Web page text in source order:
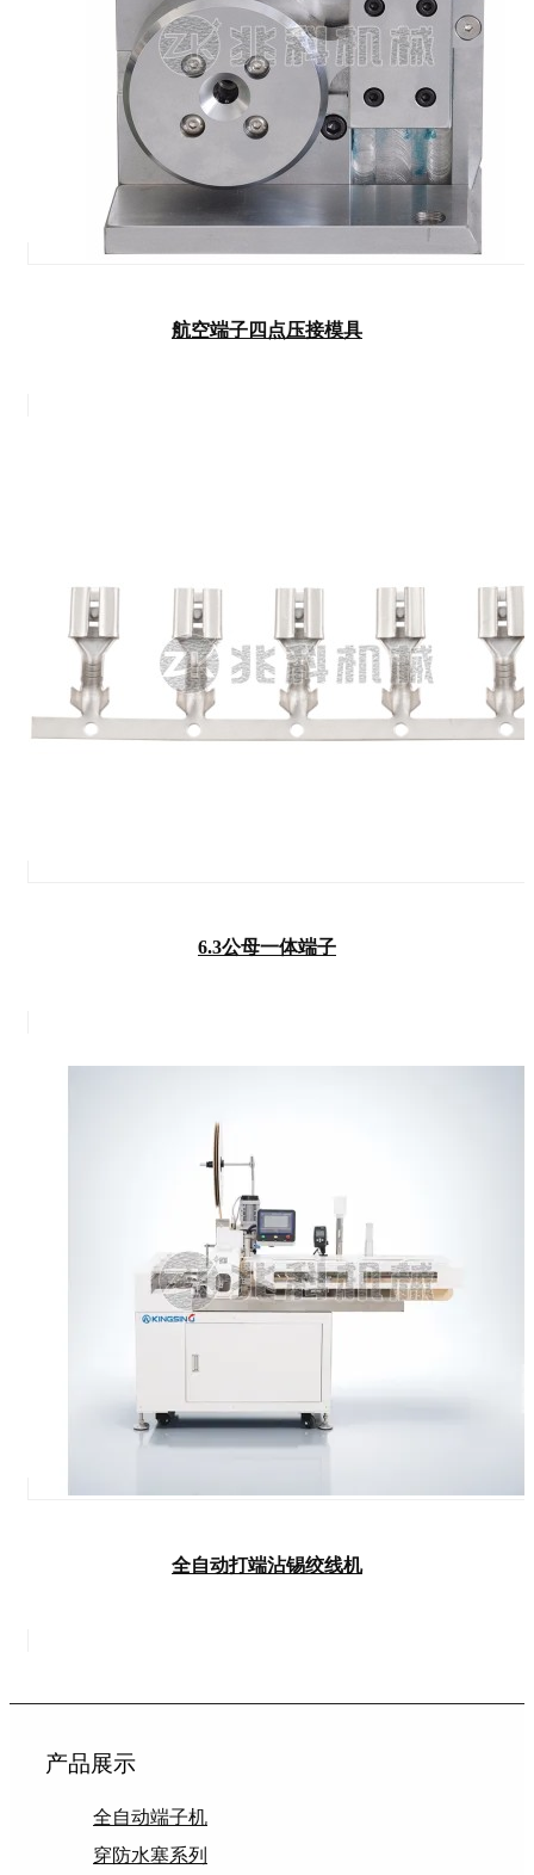
航空端子四点压接模具
6.3公母一体端子
全自动打端沾锡绞线机
产品展示
全自动端子机
穿防水塞系列